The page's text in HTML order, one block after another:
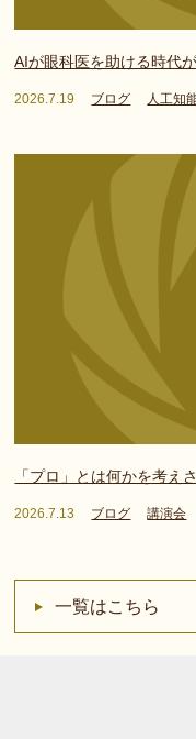
AIが眼科医を助ける時代
2026.7.19 ブログ 人工知
「プロ」とは何かを考え
2026.7.13 ブログ 講演会
一覧はこちら